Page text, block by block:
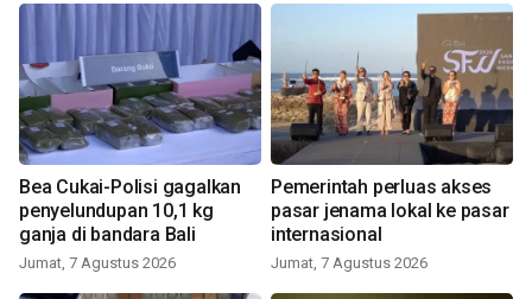
Bea Cukai-Polisi gagalkan
penyelundupan 10,1 kg
ganja di bandara Bali
Jumat, 7 Agustus 2026
Pemerintah perluas akses
pasar jenama lokal ke pasar
internasional
Jumat, 7 Agustus 2026